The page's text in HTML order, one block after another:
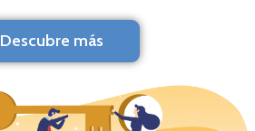
Descubre más